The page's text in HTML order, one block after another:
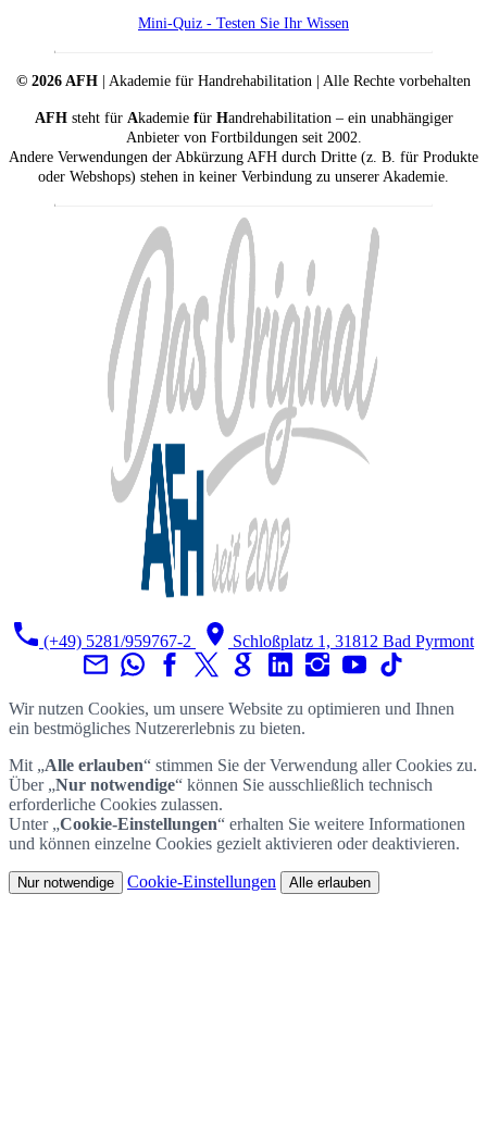
Mini-Quiz - Testen Sie Ihr Wissen
© 2026 AFH | Akademie für Handrehabilitation | Alle Rechte vorbehalten
AFH steht für Akademie für Handrehabilitation – ein unabhängiger
Anbieter von Fortbildungen seit 2002.
Andere Verwendungen der Abkürzung AFH durch Dritte (z. B. für Produkte
oder Webshops) stehen in keiner Verbindung zu unserer Akademie.
(+49) 5281/959767-2 Schloßplatz 1, 31812 Bad Pyrmont
Wir nutzen Cookies, um unsere Website zu optimieren und Ihnen
ein bestmögliches Nutzererlebnis zu bieten.
Mit „Alle erlauben“ stimmen Sie der Verwendung aller Cookies zu.
Über „Nur notwendige“ können Sie ausschließlich technisch
erforderliche Cookies zulassen.
Unter „Cookie-Einstellungen“ erhalten Sie weitere Informationen
und können einzelne Cookies gezielt aktivieren oder deaktivieren.
Nur notwendige Cookie-Einstellungen Alle erlauben